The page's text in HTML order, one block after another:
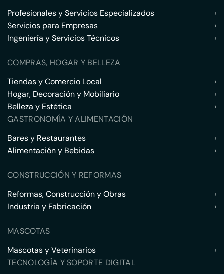
Profesionales y Servicios Especializados
›
Servicios para Empresas
›
Ingeniería y Servicios Técnicos
›
COMPRAS, HOGAR Y BELLEZA
Tiendas y Comercio Local
›
Hogar, Decoración y Mobiliario
›
Belleza y Estética
›
GASTRONOMÍA Y ALIMENTACIÓN
Bares y Restaurantes
›
Alimentación y Bebidas
›
CONSTRUCCIÓN Y REFORMAS
Reformas, Construcción y Obras
›
Industria y Fabricación
›
MASCOTAS
Mascotas y Veterinarios
›
TECNOLOGÍA Y SOPORTE DIGITAL